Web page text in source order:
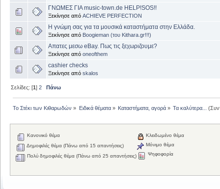
ΓΝΩΜΕΣ ΓΙΑ music-town.de HELP!SOS!!
Ξεκίνησε από ACHIEVE PERFECTION
Η γνώμη σας για τα μουσικά καταστήματα στην Ελλάδα.
Ξεκίνησε από Boogieman (του Kithara.gr!!!)
Απατες μεσω eBay. Πως τις ξεχωριζουμε?
Ξεκίνησε από oneofthem
cashier checks
Ξεκίνησε από skalos
Σελίδες: [1]2 Πάνω
Το Στέκι των Κιθαρωδών » Ειδικά θέματα» Καταστήματα, αγορά» Τα καλύτερα...
Κανονικό θέμα
Δημοφιλές θέμα (Πάνω από 15 απαντήσεις)
Πολύ δημοφιλές θέμα (Πάνω από 25 απαντήσεις)
Κλειδωμένο θέμα
Μόνιμο θέμα
Ψηφοφορία